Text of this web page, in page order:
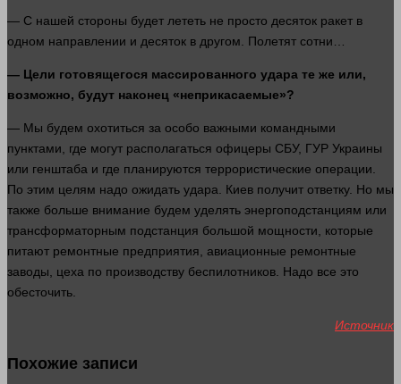
— С нашей стороны будет лететь не просто десяток ракет в
одном направлении и десяток в другом. Полетят сотни…
— Цели готовящегося массированного удара те же или,
возможно, будут наконец «неприкасаемые»?
— Мы будем охотиться за особо важными командными
пунктами, где могут располагаться офицеры СБУ, ГУР Украины
или генштаба и где планируются террористические операции.
По этим целям надо ожидать удара. Киев получит ответку. Но мы
также больше внимание будем уделять энергоподстанциям или
трансформаторным подстанция большой мощности, которые
питают ремонтные предприятия, авиационные ремонтные
заводы, цеха по производству беспилотников. Надо все это
обесточить.
Источник
Похожие записи